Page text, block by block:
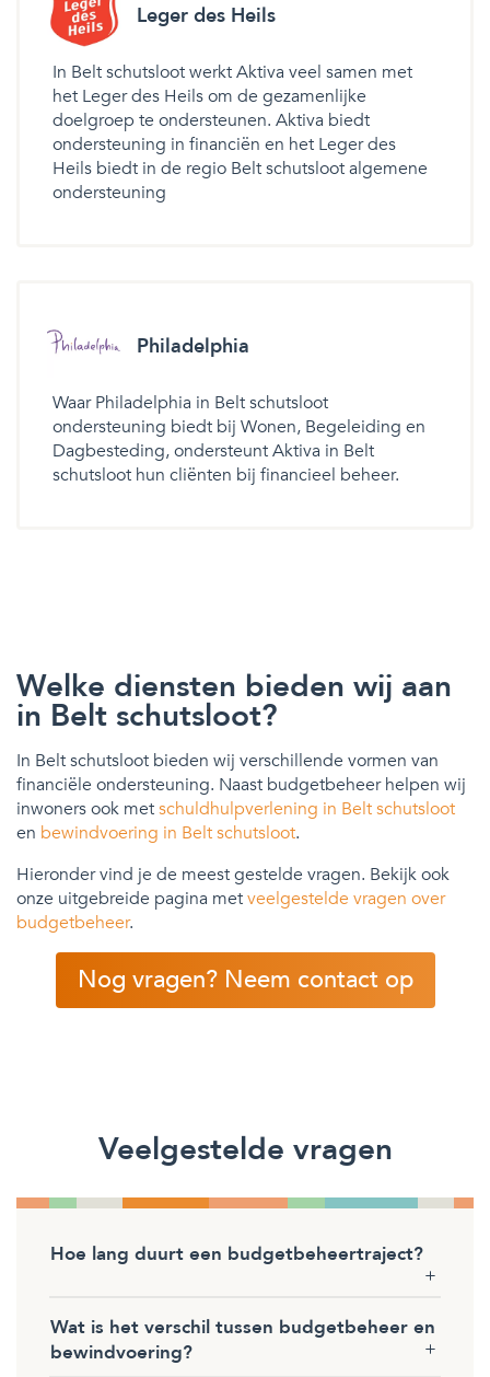
Leger des Heils
In Belt schutsloot werkt Aktiva veel samen met
het Leger des Heils om de gezamenlijke
doelgroep te ondersteunen. Aktiva biedt
ondersteuning in financiën en het Leger des
Heils biedt in de regio Belt schutsloot algemene
ondersteuning
Philadelphia
Waar Philadelphia in Belt schutsloot
ondersteuning biedt bij Wonen, Begeleiding en
Dagbesteding, ondersteunt Aktiva in Belt
schutsloot hun cliënten bij financieel beheer.
Welke diensten bieden wij aan
in Belt schutsloot?
In Belt schutsloot bieden wij verschillende vormen van
financiële ondersteuning. Naast budgetbeheer helpen wij
inwoners ook metschuldhulpverlening in Belt schutsloot
en bewindvoering in Belt schutsloot.
Hieronder vind je de meest gestelde vragen. Bekijk ook
onze uitgebreide pagina metveelgestelde vragen over
budgetbeheer.
Nog vragen? Neem contact op
Veelgestelde vragen
Hoe lang duurt een budgetbeheertraject?
Wat is het verschil tussen budgetbeheer en
bewindvoering?